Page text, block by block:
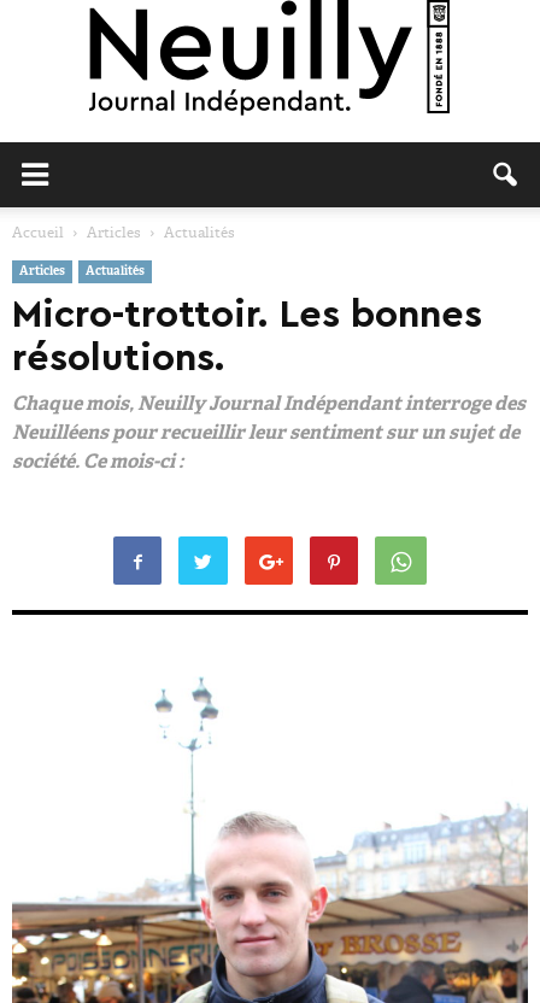
Accueil Articles Actualités
Articles Actualités
Micro-trottoir. Les bonnes
résolutions.
Chaque mois, Neuilly Journal Indépendant interroge des
Neuilléens pour recueillir leur sentiment sur un sujet de
société. Ce mois-ci :